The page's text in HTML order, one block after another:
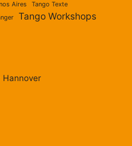
Aires
Tango Texte
Tango Workshops
Hannover